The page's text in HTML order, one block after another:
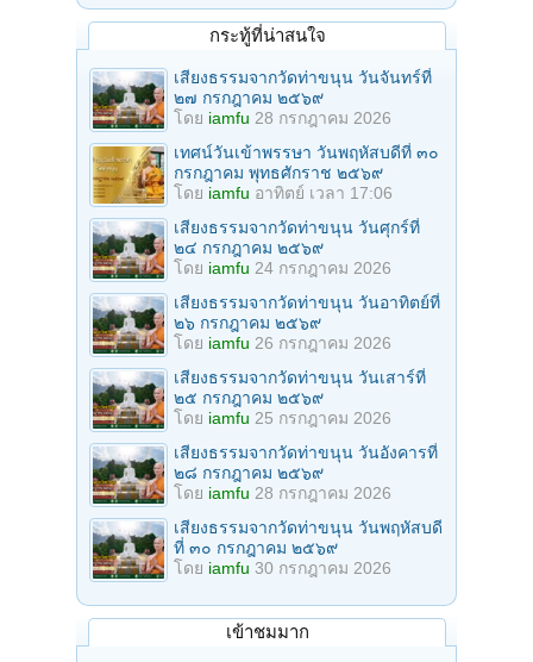
กระทู้ที่น่าสนใจ
เสียงธรรมจากวัดท่าขนุน วันจันทร์ที่
๒๗ กรกฎาคม ๒๕๖๙
โดย iamfu 28 กรกฎาคม 2026
เทศน์วันเข้าพรรษา วันพฤหัสบดีที่ ๓๐
กรกฎาคม พุทธศักราช ๒๕๖๙
โดย iamfu อาทิตย์ เวลา 17:06
เสียงธรรมจากวัดท่าขนุน วันศุกร์ที่
๒๔ กรกฎาคม ๒๕๖๙
โดย iamfu 24 กรกฎาคม 2026
เสียงธรรมจากวัดท่าขนุน วันอาทิตย์ที่
๒๖ กรกฎาคม ๒๕๖๙
โดย iamfu 26 กรกฎาคม 2026
เสียงธรรมจากวัดท่าขนุน วันเสาร์ที่
๒๕ กรกฎาคม ๒๕๖๙
โดย iamfu 25 กรกฎาคม 2026
เสียงธรรมจากวัดท่าขนุน วันอังคารที่
๒๘ กรกฎาคม ๒๕๖๙
โดย iamfu 28 กรกฎาคม 2026
เสียงธรรมจากวัดท่าขนุน วันพฤหัสบดี
ที่ ๓๐ กรกฎาคม ๒๕๖๙
โดย iamfu 30 กรกฎาคม 2026
เข้าชมมาก